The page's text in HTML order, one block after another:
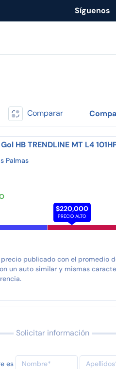
Síguenos
Comparar
HB TRENDLINE MT L4
Palmas
$220,000
PRECIO ALTO
precio publicado con el promedio
un auto similar y mismas
Solicitar información
es